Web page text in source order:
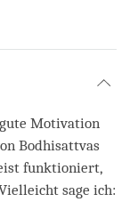
Motivation
Bodhisattvas
funktioniert,
sage ich: